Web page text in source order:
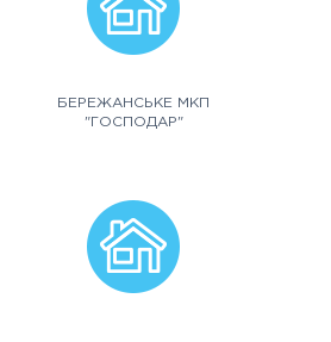
БЕРЕЖАНСЬКЕ МКП
"ГОСПОДАР"